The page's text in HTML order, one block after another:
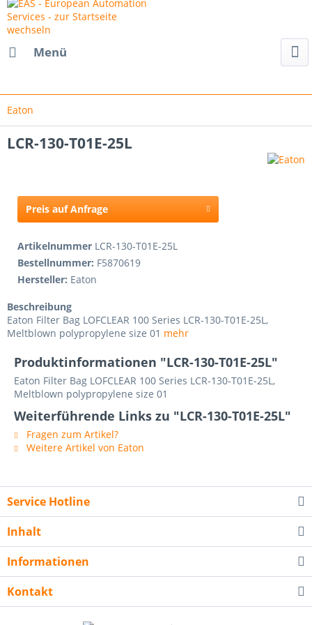
Menü
Eaton
LCR-130-T01E-25L
Preis auf Anfrage
Artikelnummer LCR-130-T01E-25L
Bestellnummer: F5870619
Hersteller: Eaton
Beschreibung
Eaton Filter Bag LOFCLEAR 100 Series LCR-130-T01E-25L,
Meltblown polypropylene size 01 mehr
Produktinformationen "LCR-130-T01E-25L"
Eaton Filter Bag LOFCLEAR 100 Series LCR-130-T01E-25L,
Meltblown polypropylene size 01
Weiterführende Links zu "LCR-130-T01E-25L"
Fragen zum Artikel?
Weitere Artikel von Eaton
Service Hotline
Inhalt
Informationen
Kontakt